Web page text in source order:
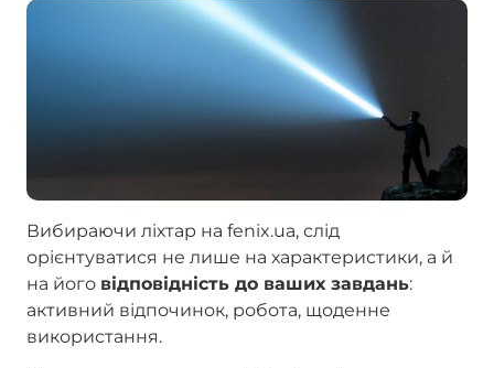
Вибираючи ліхтар на fenix.ua, слід
орієнтуватися не лише на характеристики, а й
на його відповідність до ваших завдань:
активний відпочинок, робота, щоденне
використання.